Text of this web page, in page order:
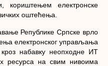
кориштењем електронске
оштећења.
Републике Српске врло
електронског управљања
набавку неопходне ИТ
ресурса на свим нивоима